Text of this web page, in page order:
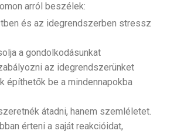
arról beszélek:
és az idegrendszerben stressz
a gondolkodásunkat
az idegrendszerünket
építhetők be a mindennapokba
átadni, hanem szemléletet.
érteni a saját reakcióidat,